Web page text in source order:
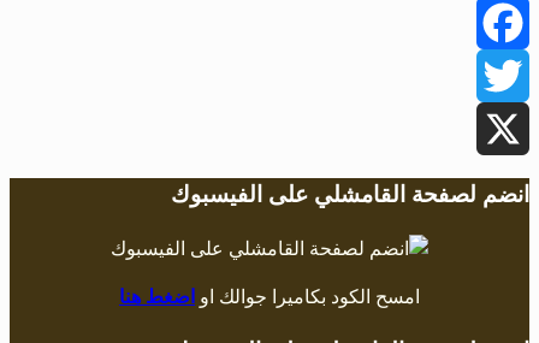
Facebook
Twitter
X
انضم لصفحة القامشلي على الفيسبوك
امسح الكود بكاميرا جوالك او اضغط هنا